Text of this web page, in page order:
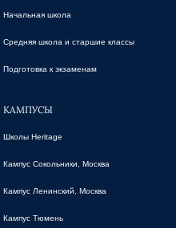
Начальная школа
Средняя школа и старшие классы
Подготовка к экзаменам
КАМПУСЫ
Школы Heritage
Кампус Сокольники, Москва
Кампус Ленинский, Москва
Кампус Тюмень